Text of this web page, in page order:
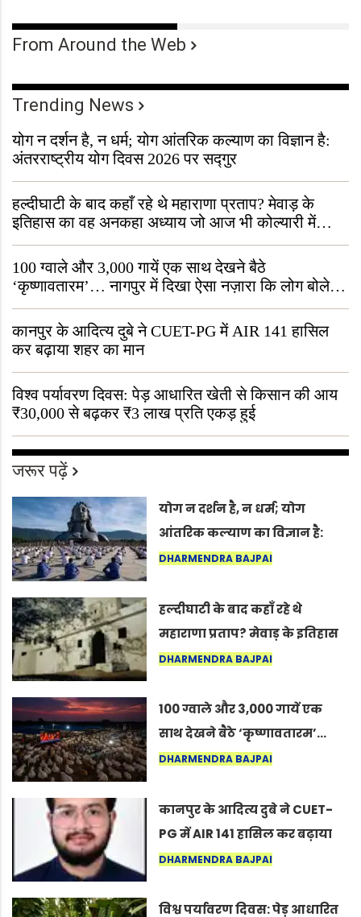
From Around the Web
Trending News
योग न दर्शन है, न धर्म; योग आंतरिक कल्याण का विज्ञान है:
अंतरराष्ट्रीय योग दिवस 2026 पर सद्गुर
हल्दीघाटी के बाद कहाँ रहे थे महाराणा प्रताप? मेवाड़ के
इतिहास का वह अनकहा अध्याय जो आज भी कोल्यारी में
जीवित है
100 ग्वाले और 3,000 गायें एक साथ देखने बैठे
‘कृष्णावतारम’… नागपुर में दिखा ऐसा नज़ारा कि लोग बोले,
“ऐसा तो सिर्फ़ कृष्ण ही कर सकते हैं”
कानपुर के आदित्य दुबे ने CUET-PG में AIR 141 हासिल
कर बढ़ाया शहर का मान
विश्व पर्यावरण दिवस: पेड़ आधारित खेती से किसान की आय
₹30,000 से बढ़कर ₹3 लाख प्रति एकड़ हुई
जरूर पढ़ें
योग न दर्शन है, न धर्म; योग
आंतरिक कल्याण का विज्ञान है:
अंतरराष्ट्रीय योग दिवस 2026 पर
DHARMENDRA BAJPAI
हल्दीघाटी के बाद कहाँ रहे थे
महाराणा प्रताप? मेवाड़ के इतिहास
का वह अनकहा अध्याय जो आज भी
DHARMENDRA BAJPAI
100 ग्वाले और 3,000 गायें एक
साथ देखने बैठे ‘कृष्णावतारम’…
नागपुर में दिखा ऐसा नज़ारा कि
कर सकते हैं”
DHARMENDRA BAJPAI
कानपुर के आदित्य दुबे ने CUET-
PG में AIR 141 हासिल कर बढ़ाया
शहर का मान
DHARMENDRA BAJPAI
विश्व पर्यावरण दिवस: पेड़ आधारित